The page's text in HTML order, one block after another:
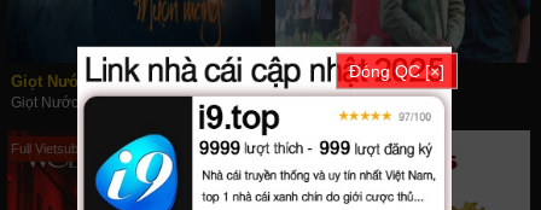
Giọt Nước Mắt Muộn Màng
Giọt Nước Mắt Muộn Màng (2016)
Gia Phả Của Đất
Gia Phả Của Đất (2016)
Full Vietsub Full Vietsub
Đóng QC [×]